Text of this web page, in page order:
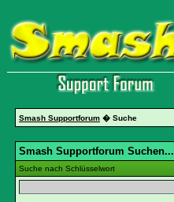
Smash Supportforum � Suche
Smash Supportforum Suchen...
Suche nach Schlüsselwort